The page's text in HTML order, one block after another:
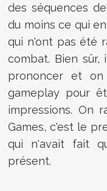
des séquences
du moins ce qui
qui n'ont pas été
combat. Bien
prononcer et
gameplay pour
impressions. On
Games, c'est le
qui n'avait fait
présent.